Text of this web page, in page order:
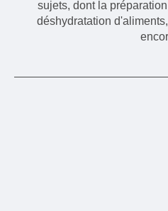
sujets, dont la
déshydratation